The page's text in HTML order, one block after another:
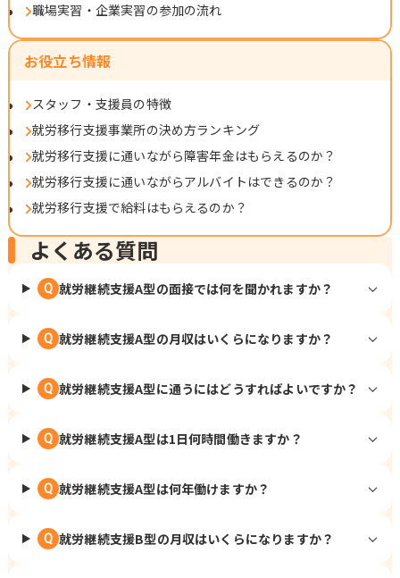
職場実習・企業実習の参加の流れ
お役立ち情報
スタッフ・支援員の特徴
就労移行支援事業所の決め方ランキング
就労移行支援に通いながら障害年金はもらえるのか？
就労移行支援に通いながらアルバイトはできるのか？
就労移行支援で給料はもらえるのか？
よくある質問
Q 就労継続支援A型の面接では何を聞かれますか？
Q 就労継続支援A型の月収はいくらになりますか？
Q 就労継続支援A型に通うにはどうすればよいですか？
Q 就労継続支援A型は1日何時間働きますか？
Q 就労継続支援A型は何年働けますか？
Q 就労継続支援B型の月収はいくらになりますか？